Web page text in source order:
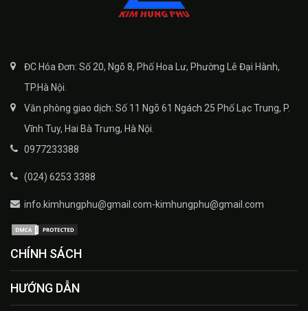
ĐC Hóa Đơn: Số 20, Ngõ 8, Phố Hoa Lư, Phường Lê Đại Hành,
TP.Hà Nội.
Văn phòng giao dịch: Số 11 Ngõ 61 Ngách 25 Phố Lạc Trung, P.
Vĩnh Tuy, Hai Bà Trưng, Hà Nội.
0977233388
(024) 6253 3388
info.kimhungphu@gmail.com-kimhungphu@gmail.com
CHÍNH SÁCH
HƯỚNG DẪN